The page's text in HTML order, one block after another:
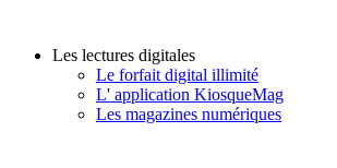
Les lectures digitales
Le forfait digital illimité
L' application KiosqueMag
Les magazines numériques